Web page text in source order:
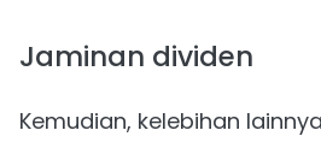
Jaminan dividen
Kemudian, kelebihan